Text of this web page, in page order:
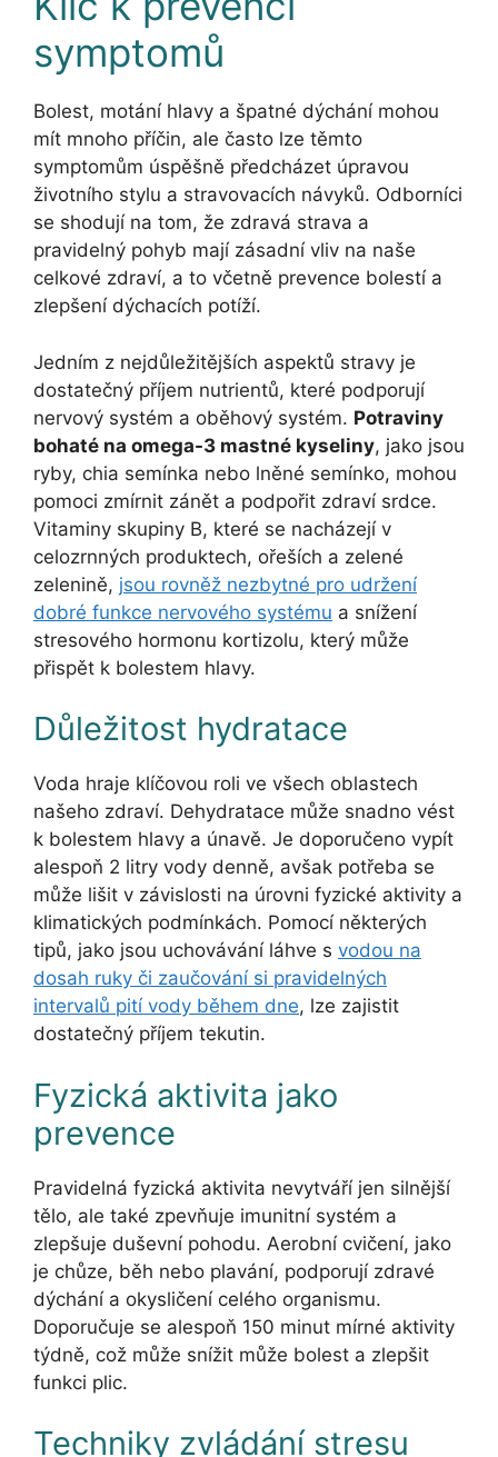
symptomů
Bolest, motání hlavy a špatné dýchání mohou
mít mnoho příčin, ale často lze těmto
symptomům úspěšně předcházet úpravou
životního stylu a stravovacích návyků. Odborníci
se shodují na tom, že zdravá strava a
pravidelný pohyb mají zásadní vliv na naše
celkové zdraví, a to včetně prevence bolestí a
zlepšení dýchacích potíží.
Jedním z nejdůležitějších aspektů stravy je
dostatečný příjem nutrientů, které podporují
nervový systém a oběhový systém. Potraviny
bohaté na omega-3 mastné kyseliny, jako jsou
ryby, chia semínka nebo lněné semínko, mohou
pomoci zmírnit zánět a podpořit zdraví srdce.
Vitaminy skupiny B, které se nacházejí v
celozrnných produktech, ořeších a zelené
zelenině, jsou rovněž nezbytné pro udržení
dobré funkce nervového systému a snížení
stresového hormonu kortizolu, který může
přispět k bolestem hlavy.
Důležitost hydratace
Voda hraje klíčovou roli ve všech oblastech
našeho zdraví. Dehydratace může snadno vést
k bolestem hlavy a únavě. Je doporučeno vypít
alespoň 2 litry vody denně, avšak potřeba se
může lišit v závislosti na úrovni fyzické aktivity a
klimatických podmínkách. Pomocí některých
tipů, jako jsou uchovávání láhve s vodou na
dosah ruky či zaučování si pravidelných
intervalů pití vody během dne, lze zajistit
dostatečný příjem tekutin.
Fyzická aktivita jako
prevence
Pravidelná fyzická aktivita nevytváří jen silnější
tělo, ale také zpevňuje imunitní systém a
zlepšuje duševní pohodu. Aerobní cvičení, jako
je chůze, běh nebo plavání, podporují zdravé
dýchání a okysličení celého organismu.
Doporučuje se alespoň 150 minut mírné aktivity
týdně, což může snížit může bolest a zlepšit
funkci plic.
Techniky zvládání stresu